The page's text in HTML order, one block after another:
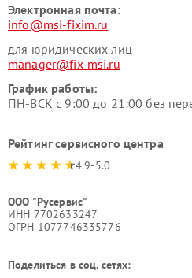
Электронная почта:
info@msi-fixim.ru
для юридических лиц
manager@fix-msi.ru
График работы:
ПН-ВСК с 9:00 до 21:00 без
Рейтинг сервисного центра
4.9-5.0
ООО "Русервис"
ИНН 7702633247
ОГРН 1077746335776
Поделиться в соц. сетях: